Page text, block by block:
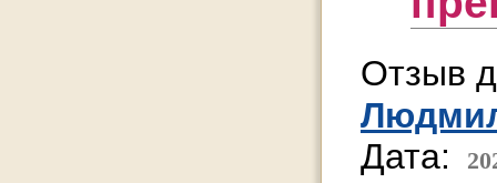
Отзыв
Дата: